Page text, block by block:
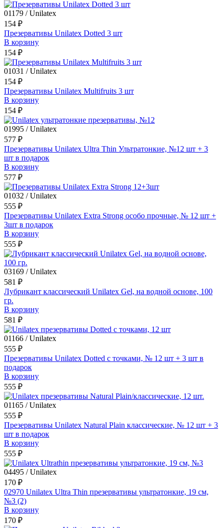
01179 / Unilatex
154 ₽
Презервативы Unilatex Dotted 3 шт
В корзину
154 ₽
01031 / Unilatex
154 ₽
Презервативы Unilatex Multifruits 3 шт
В корзину
154 ₽
01995 / Unilatex
577 ₽
Презервативы Unilatex Ultra Thin Ультратонкие, №12 шт + 3
шт в подарок
В корзину
577 ₽
01032 / Unilatex
555 ₽
Презервативы Unilatex Extra Strong особо прочные, № 12 шт +
3шт в подарок
В корзину
555 ₽
03169 / Unilatex
581 ₽
Лубрикант классический Unilatex Gel, на водной основе, 100
гр.
В корзину
581 ₽
01166 / Unilatex
555 ₽
Презервативы Unilatex Dotted с точками, № 12 шт + 3 шт в
подарок
В корзину
555 ₽
01165 / Unilatex
555 ₽
Презервативы Unilatex Natural Plain классические, № 12 шт + 3
шт в подарок
В корзину
555 ₽
04495 / Unilatex
170 ₽
02970 Unilatex Ultra Thin презервативы ультратонкие, 19 см,
№3 (2)
В корзину
170 ₽